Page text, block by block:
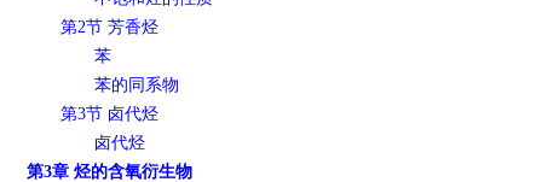
第2节 芳香烃
苯
苯的同系物
第3节 卤代烃
卤代烃
第3章 烃的含氧衍生物